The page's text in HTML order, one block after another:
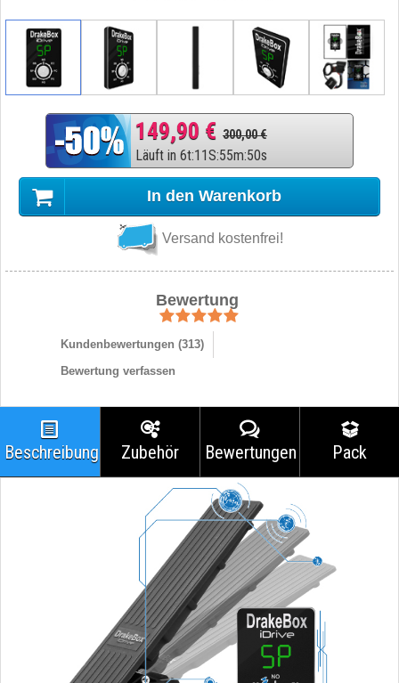
149,90 € 300,00 €
Läuft in 6t:11S:55m:50s
In den Warenkorb
Versand kostenfrei!
Bewertung
Kundenbewertungen (313)
Bewertung verfassen
Beschreibung Zubehör Bewertungen Pack